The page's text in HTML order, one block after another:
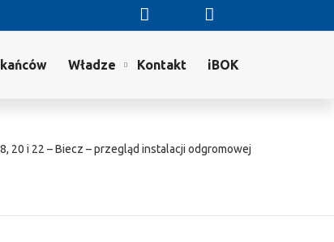
Władze Kontakt iBOK
20 i 22 – Biecz – przegląd instalacji odgromowej